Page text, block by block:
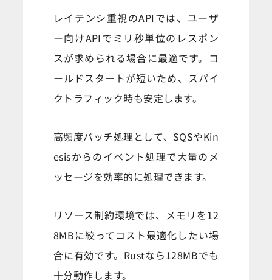
レイテンシ重視のAPIでは、ユーザ
ー向けAPIでミリ秒単位のレスポン
スが求められる場合に最適です。コ
ールドスタートが短いため、スパイ
クトラフィック時も安定します。
高頻度バッチ処理として、SQSやKin
esisからのイベント処理で大量のメ
ッセージを効率的に処理できます。
リソース制約環境では、メモリを12
8MBに絞ってコスト最適化したい場
合に有効です。Rustなら128MBでも
十分動作します。